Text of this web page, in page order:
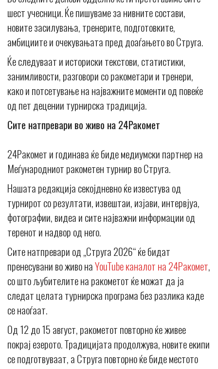
шест учесници. Ќе пишуваме за нивните состави,
новите засилувања, тренерите, подготовките,
амбициите и очекувањата пред доаѓањето во Струга.
Ќе следуваат и историски текстови, статистики,
занимливости, разговори со ракометари и тренери,
како и потсетување на најважните моменти од повеќе
од пет децении турнирска традиција.
Сите натпревари во живо на 24Ракомет
24Ракомет и годинава ќе биде медиумски партнер на
Меѓународниот ракометен турнир во Струга.
Нашата редакција секојдневно ќе известува од
турнирот со резултати, извештаи, изјави, интервјуа,
фотографии, видеа и сите најважни информации од
теренот и надвор од него.
Сите натпревари од „Струга 2026“ ќе бидат
пренесувани во живо наYouTube каналот на 24Ракомет,
со што љубителите на ракометот ќе можат да ја
следат целата турнирска програма без разлика каде
се наоѓаат.
Од 12 до 15 август, ракометот повторно ќе живее
покрај езерото. Традицијата продолжува, новите екипи
се подготвуваат, а Струга повторно ќе биде местото